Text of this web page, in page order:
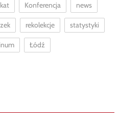
Konferencja news
rekolekcje statystyki
Łódź